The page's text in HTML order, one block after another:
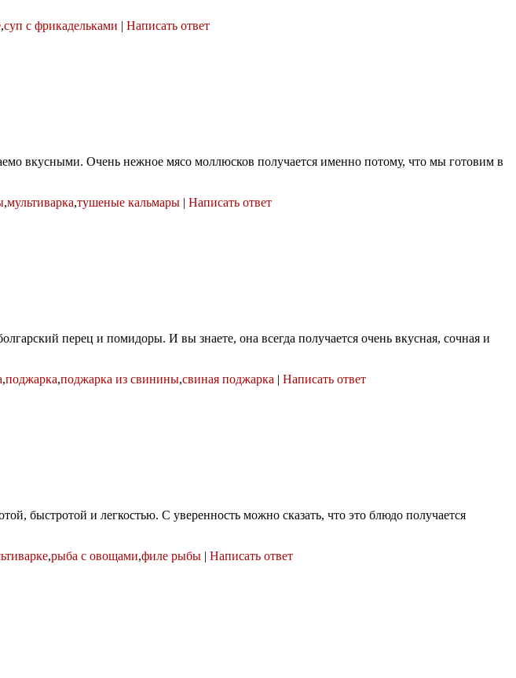
,суп с фрикадельками | Написать ответ
вкусными. Очень нежное мясо моллюсков получается именно потому, что мы готовим в
,мультиварка,тушеные кальмары | Написать ответ
перец и помидоры. И вы знаете, она всегда получается очень вкусная, сочная и
,поджарка,поджарка из свинины,свиная поджарка | Написать ответ
быстротой и легкостью. С уверенность можно сказать, что это блюдо получается
,рыба с овощами,филе рыбы | Написать ответ